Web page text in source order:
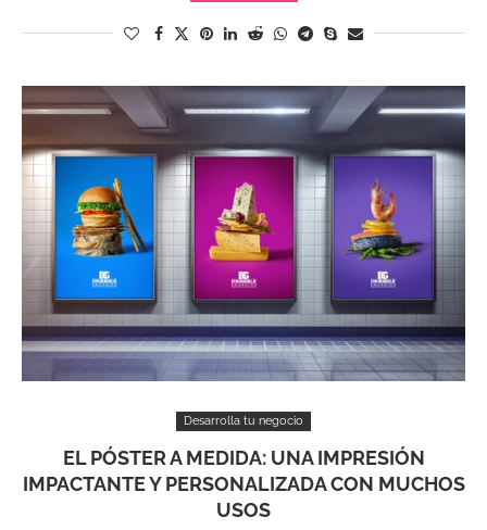
Desarrolla tu negocio
EL PÓSTER A MEDIDA: UNA IMPRESIÓN
IMPACTANTE Y PERSONALIZADA CON MUCHOS
USOS